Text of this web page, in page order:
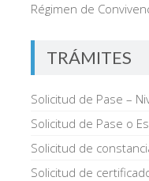
Régimen de
TRÁMITES
Solicitud de Pase –
Solicitud de Pase o
Solicitud de
Solicitud de